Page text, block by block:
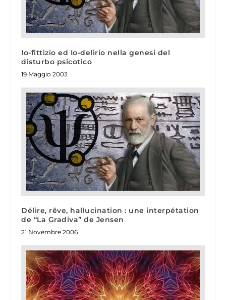
Io-fittizio ed Io-delirio nella genesi del
disturbo psicotico
19 Maggio 2003
Délire, rêve, hallucination : une interpétation
de “La Gradiva” de Jensen
21 Novembre 2006